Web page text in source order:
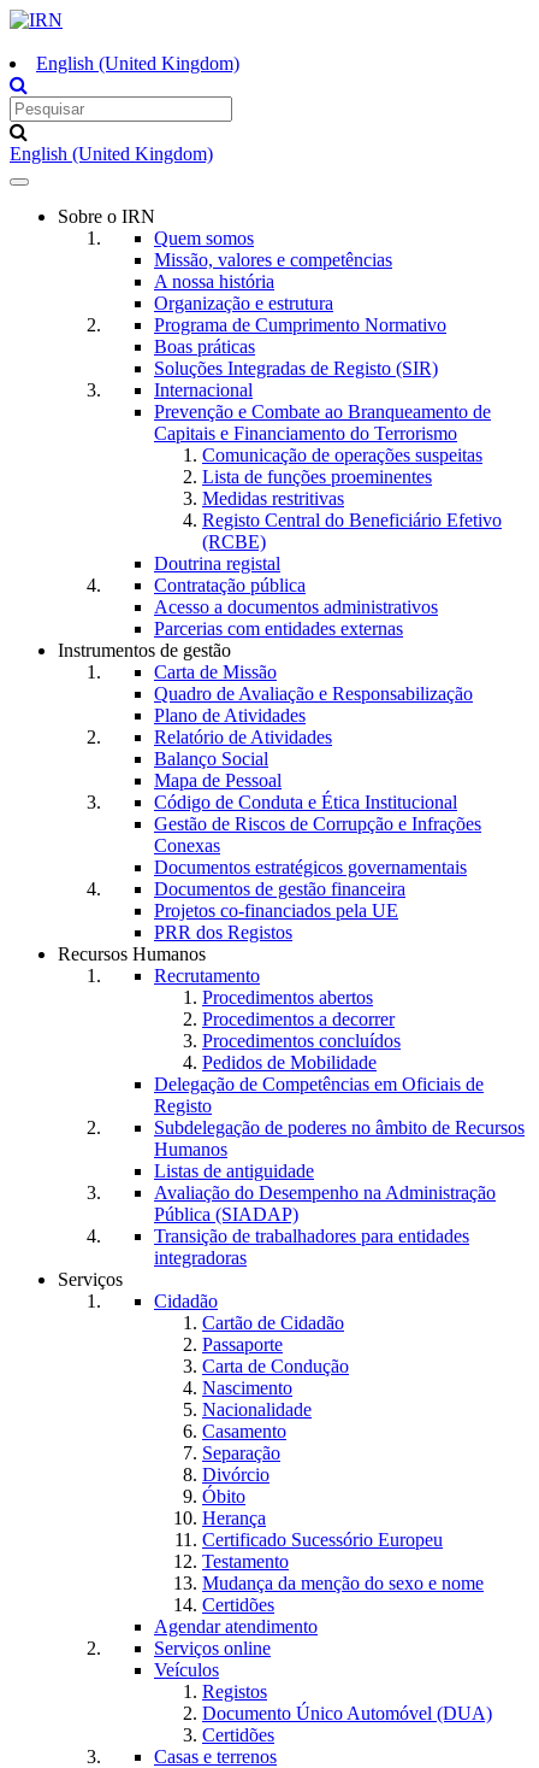
English (United Kingdom)
English (United Kingdom)
Toggle
navigationSobre o IRN
Quem somos
Missão, valores e competências
A nossa história
Organização e estrutura
Programa de Cumprimento Normativo
Boas práticas
Soluções Integradas de Registo (SIR)
Internacional
Prevenção e Combate ao Branqueamento de
Capitais e Financiamento do Terrorismo
Comunicação de operações suspeitas
Lista de funções proeminentes
Medidas restritivas
Registo Central do Beneficiário Efetivo
(RCBE)
Doutrina registal
Contratação pública
Acesso a documentos administrativos
Parcerias com entidades externas
Instrumentos de gestão
Carta de Missão
Quadro de Avaliação e Responsabilização
Plano de Atividades
Relatório de Atividades
Balanço Social
Mapa de Pessoal
Código de Conduta e Ética Institucional
Gestão de Riscos de Corrupção e Infrações
Conexas
Documentos estratégicos governamentais
Documentos de gestão financeira
Projetos co-financiados pela UE
PRR dos Registos
Recursos Humanos
Recrutamento
Procedimentos abertos
Procedimentos a decorrer
Procedimentos concluídos
Pedidos de Mobilidade
Delegação de Competências em Oficiais de
Registo
Subdelegação de poderes no âmbito de Recursos
Humanos
Listas de antiguidade
Avaliação do Desempenho na Administração
Pública (SIADAP)
Transição de trabalhadores para entidades
integradoras
Serviços
Cidadão
Cartão de Cidadão
Passaporte
Carta de Condução
Nascimento
Nacionalidade
Casamento
Separação
Divórcio
Óbito
Herança
Certificado Sucessório Europeu
Testamento
Mudança da menção do sexo e nome
Certidões
Agendar atendimento
Serviços online
Veículos
Registos
Documento Único Automóvel (DUA)
Certidões
Casas e terrenos